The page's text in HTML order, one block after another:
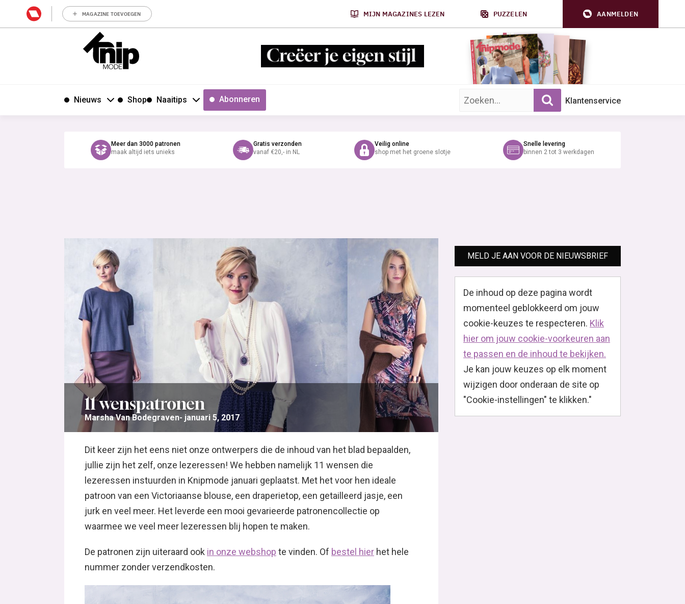
MAGAZINE TOEVOEGEN MIJN MAGAZINES LEZEN PUZZELEN AANMELDEN
Nieuws Shop Naaitips Abonneren Zoek op trefwoord: Klantenservice
Meer dan 3000 patronen
maak altijd iets unieks
Gratis verzonden
vanaf €20,- in NL
Veilig online
shop met het groene slotje
Snelle levering
binnen 2 tot 3 werkdagen
11 wenspatronen
Marsha Van Bodegraven januari 5, 2017
Dit keer zijn het eens niet onze ontwerpers die de inhoud van het blad bepaalden,
jullie zijn het zelf, onze lezeressen! We hebben namelijk 11 wensen die
lezeressen instuurden in Knipmode januari geplaatst. Met het voor hen ideale
patroon van een Victoriaanse blouse, een draperietop, een getailleerd jasje, een
jurk en veel meer. Het leverde een mooi gevarieerde patronencollectie op
waarmee we veel meer lezeressen blij hopen te maken.
De patronen zijn uiteraard ook in onze webshop te vinden. Of bestel hier het hele
nummer zonder verzendkosten.
MELD JE AAN VOOR DE NIEUWSBRIEF
De inhoud op deze pagina wordt
momenteel geblokkeerd om jouw
cookie-keuzes te respecteren. Klik
hier om jouw cookie-voorkeuren aan
te passen en de inhoud te bekijken.
Je kan jouw keuzes op elk moment
wijzigen door onderaan de site op
"Cookie-instellingen" te klikken."